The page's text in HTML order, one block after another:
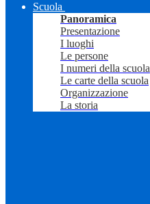
Scuola
Panoramica
Presentazione
I luoghi
Le persone
I numeri della scuola
Le carte della scuola
Organizzazione
La storia